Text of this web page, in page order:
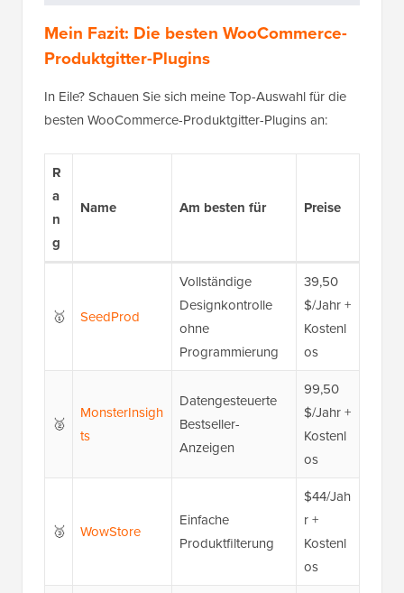
Mein Fazit: Die besten WooCommerce-
Produktgitter-Plugins
In Eile? Schauen Sie sich meine Top-Auswahl für die
besten WooCommerce-Produktgitter-Plugins an:
R
a
n
g
Name Am besten für Preise
🥇 SeedProd
Vollständige
Designkontrolle
ohne
Programmierung
39,50
$/Jahr +
Kostenl
os
🥈
MonsterInsigh
ts
Datengesteuerte
Bestseller-
Anzeigen
99,50
$/Jahr +
Kostenl
os
🥉 WowStore
Einfache
Produktfilterung
$44/Jah
r +
Kostenl
os